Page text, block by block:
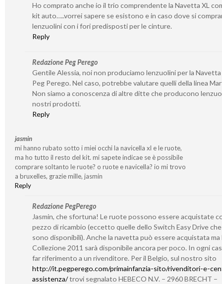
Ho comprato anche io il trio comprendente la Navetta XL
kit auto…..vorrei sapere se esistono e in caso dove si
lenzuolini con i fori predisposti per le cinture.
Reply
Redazione Peg Perego
Gentile Alessia, noi non produciamo lenzuolini per la
Peg Perego. Nel caso, potrebbe valutare quelli della linea
Non siamo a conoscenza di altre ditte che producono
nostri prodotti.
Reply
jasmin
mi hanno rubato sotto i miei occhi la navicella xl e le ruote,
ma ho tutto il resto del kit. mi sapete indicae se è possibile
comprare soltanto le ruote? o ruote e navicella? io mi trovo
a bruxelles, grazie mille, jasmin
Reply
Redazione PegPerego
Jasmin, che sfortuna! Le ruote possono essere acquistate
pezzo di ricambio (eccetto quelle dello Switch Easy Drive
sono disponibili). Anche la navetta può essere acquistata ma
Collezione 2011 sarà disponibile ancora per poco. In ogni
far riferimento a un rivenditore. Per il Belgio, sul nostro sito
http://it.pegperego.com/primainfanzia-sito/rivenditori-e-
assistenza/trovi segnalato HEBECO N.V. – 2960 BRECHT –